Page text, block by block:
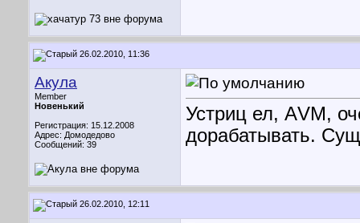
26.02.2010, 11:36
Акула
Member
Новенький
Регистрация: 15.12.2008
Адрес: Домодедово
Сообщений: 39
Устриц ел, АVM,
дорабатывать.
26.02.2010, 12:11